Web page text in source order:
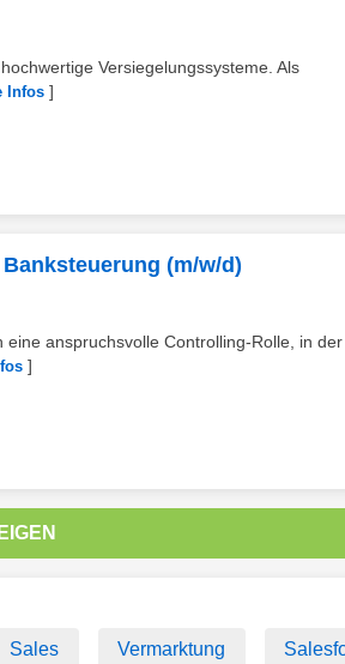
Versiegelungssysteme. Als
Infos ]
(m/w/d)
anspruchsvolle Controlling-Rolle, in
]
Sales Vermarktung